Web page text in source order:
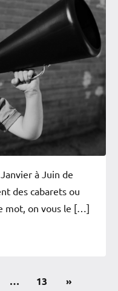
à Juin de
des cabarets ou
mot, on vous le […]
… 13
Articles
»